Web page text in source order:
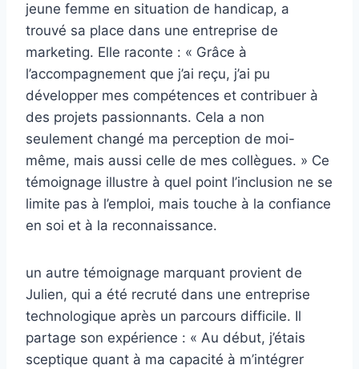
jeune femme en situation de handicap, a
trouvé sa place dans une entreprise de
marketing. Elle raconte : « Grâce à
l’accompagnement que j’ai reçu, j’ai pu
développer mes compétences et contribuer à
des projets passionnants. Cela a non
seulement changé ma perception de moi-
même, mais aussi celle de mes collègues. » Ce
témoignage illustre à quel point l’inclusion ne se
limite pas à l’emploi, mais touche à la confiance
en soi et à la reconnaissance.
un autre témoignage marquant provient de
Julien, qui a été recruté dans une entreprise
technologique après un parcours difficile. Il
partage son expérience : « Au début, j’étais
sceptique quant à ma capacité à m’intégrer